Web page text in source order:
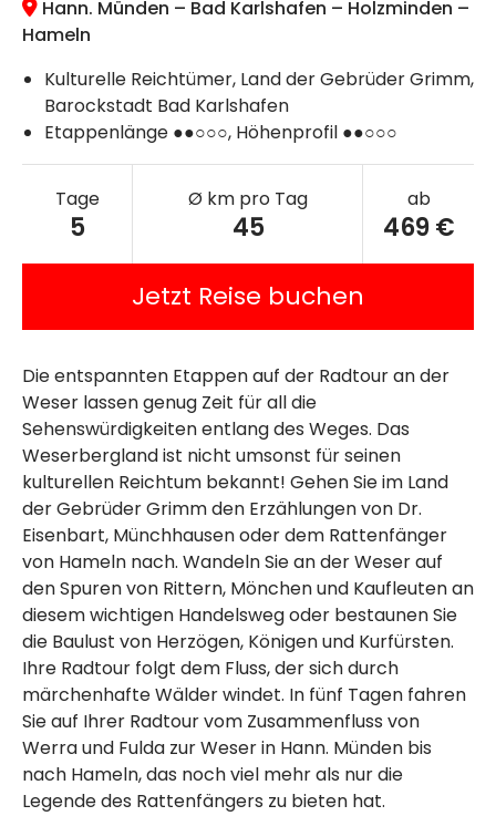
Hann. Münden – Bad Karlshafen – Holzminden –
Hameln
Kulturelle Reichtümer, Land der Gebrüder Grimm,
Barockstadt Bad Karlshafen
Etappenlänge ●●○○○, Höhenprofil ●●○○○
Tage
5
Ø km pro Tag
45
ab
469 €
Jetzt Reise buchen
Die entspannten Etappen auf der Radtour an der
Weser lassen genug Zeit für all die
Sehenswürdigkeiten entlang des Weges. Das
Weserbergland ist nicht umsonst für seinen
kulturellen Reichtum bekannt! Gehen Sie im Land
der Gebrüder Grimm den Erzählungen von Dr.
Eisenbart, Münchhausen oder dem Rattenfänger
von Hameln nach. Wandeln Sie an der Weser auf
den Spuren von Rittern, Mönchen und Kaufleuten an
diesem wichtigen Handelsweg oder bestaunen Sie
die Baulust von Herzögen, Königen und Kurfürsten.
Ihre Radtour folgt dem Fluss, der sich durch
märchenhafte Wälder windet. In fünf Tagen fahren
Sie auf Ihrer Radtour vom Zusammenfluss von
Werra und Fulda zur Weser in Hann. Münden bis
nach Hameln, das noch viel mehr als nur die
Legende des Rattenfängers zu bieten hat.